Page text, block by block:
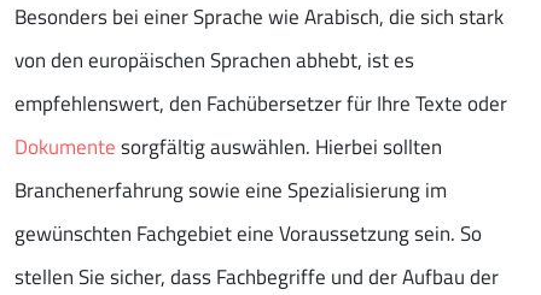
Besonders bei einer Sprache wie Arabisch, die sich stark
von den europäischen Sprachen abhebt, ist es
empfehlenswert, den Fachübersetzer für Ihre Texte oder
Dokumentesorgfältig auswählen. Hierbei sollten
Branchenerfahrung sowie eine Spezialisierung im
gewünschten Fachgebiet eine Voraussetzung sein. So
stellen Sie sicher, dass Fachbegriffe und der Aufbau der